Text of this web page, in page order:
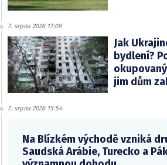
7. srpna 2026 17:09
Jak
bydlení?
jim dům
7. srpna 2026 15:54
Na Blízkém východě vzniká
Saudská Arábie, Turecko a